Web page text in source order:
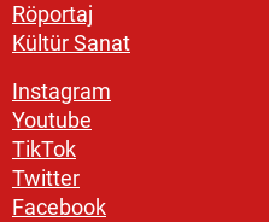
Röportaj
Kültür Sanat
Instagram
Youtube
TikTok
Twitter
Facebook